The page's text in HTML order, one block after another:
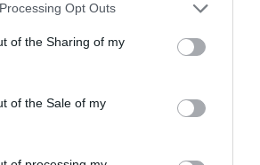
website/app uses one or more Google
or usage behaviour. You may click to
to Google and its third-party tags to
specified purposes in below Google
Opt Outs
of the Sharing of my
of the Sale of my
szent állatokkal
végig.